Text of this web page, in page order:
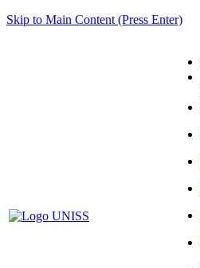
Skip to Main Content (Press Enter)